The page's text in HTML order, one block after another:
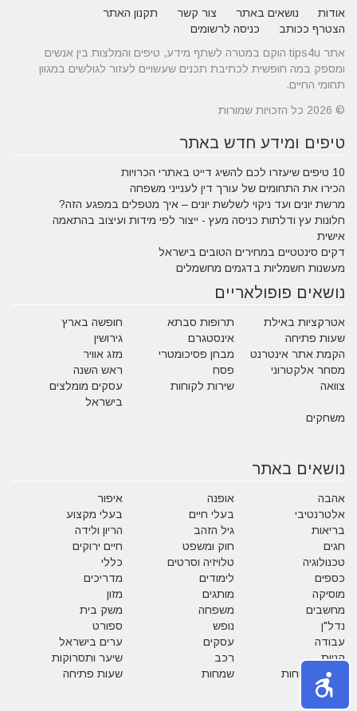
אודות נושאים באתר צור קשר
תקנון האתר
הצטרף ככותב
כניסה לרשומים
אתר tips4u הוקם במטרה לשתף מידע, טיפים והמלצות בין אנשים
ומספק במה חופשית לכתיבת תכנים שעשויים לעזור לגולשים במגוון
תחומי החיים.
© 2026 כל הזכויות שמורות
טיפים ומידע חדש באתר
10 טיפים שיעזרו לכם להשיג דייט באתרי הכרויות
הכירו את התחומים של עורך דין לענייני משפחה
מרשת יונים ועד ניקוי לשלשת יונים – איך מטפלים במפגע הזה?
חלונות עץ ודלתות כניסה מעץ - ייצור לפי מידות ועיצוב בהתאמה
אישית
דקים סינטטיים במחירים הטובים בישראל
מעשנות חשמליות בדגמים מחשמלים
נושאים פופולאריים
אטרקציות באילת תרופות סבתא
חופשה בארץ
שעות פתיחה
אינסטגרם
גירושין
הקמת אתר אינטרנט
מבחן פסיכומטרי
מזג אוויר
מסחר אלקטרוני
פסח
ראש השנה
צוואה
שירות לקוחות
עסקים מומלצים
בישראל
משחקים
נושאים באתר
אהבה אופנה
איפור
אלטרנטיבי
בעלי חיים
בעלי מקצוע
בריאות
גיל הזהב
הריון ולידה
חגים
חוק ומשפט
חיים ירוקים
טכנולוגיה
טלויזיה וסרטים
כללי
כספים
לימודים
מדריכים
מוסיקה
מותגים
מזון
מחשבים
משפחה
משק בית
נדל"ן
נופש
ספורט
עבודה
עסקים
ערים בישראל
קניות
רכב
שיער ותסרוקות
שירות לקוחות
שמחות
שעות פתיחה
תזונה